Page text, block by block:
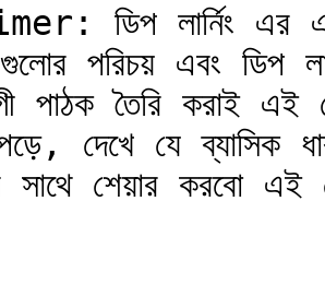
ডিপ লার্নিং এর
গুলোর পরিচয় এবং ডিপ
পাঠক তৈরি করাই এই
দেখে যে ব্যাসিক
সাথে শেয়ার করবো এই